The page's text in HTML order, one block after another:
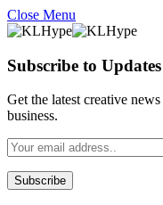
Close Menu
Subscribe to Updates
Get the latest creative
business.